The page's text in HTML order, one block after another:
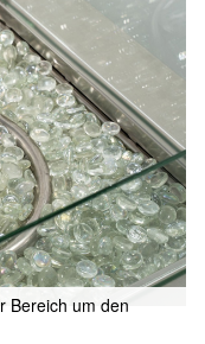
Bereich um den